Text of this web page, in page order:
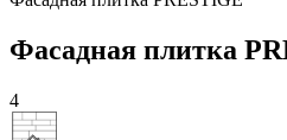
Фасадная плитка
4